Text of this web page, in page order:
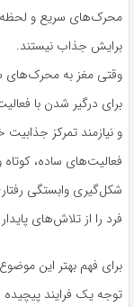
محرک‌های سریع و
برایش جذاب نیستند.
وقتی مغز به محرک‌های
برای درگیر شدن با
و نیازمند تمرکز
فعالیت‌های ساده،
شکل‌گیری وابستگی
فرد را از تلاش‌های
برای فهم بهتر این
توجه یک فرایند